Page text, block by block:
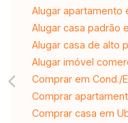
Alugar apartamento
Alugar casa padrão
Alugar casa de alto
Alugar imóvel
Comprar em Cond./
Comprar
Comprar casa em